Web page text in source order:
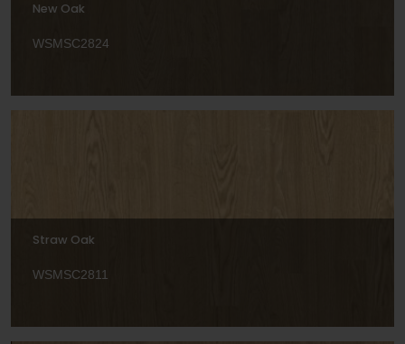
New Oak
WSMSC2824
Straw Oak
WSMSC2811